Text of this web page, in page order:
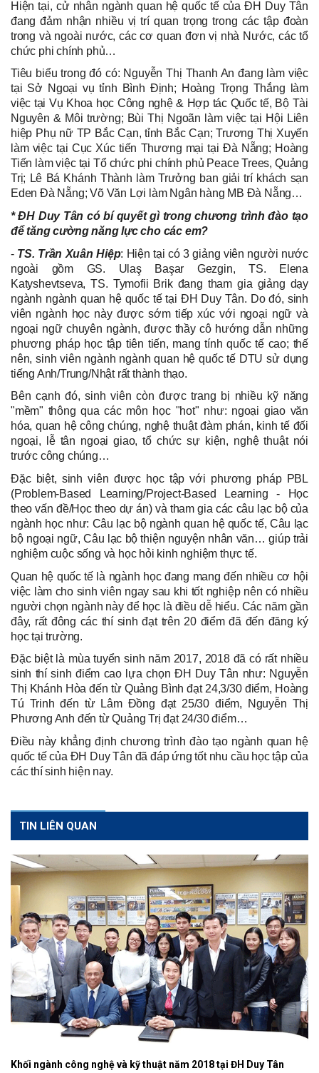
Hiện tại, cử nhân ngành quan hệ quốc tế của ĐH Duy Tân
đang đảm nhận nhiều vị trí quan trọng trong các tập đoàn
trong và ngoài nước, các cơ quan đơn vị nhà Nước, các tổ
chức phi chính phủ…
Tiêu biểu trong đó có: Nguyễn Thị Thanh An đang làm việc
tại Sở Ngoại vụ tỉnh Bình Định; Hoàng Trọng Thắng làm
việc tại Vụ Khoa học Công nghệ & Hợp tác Quốc tế, Bộ Tài
Nguyên & Môi trường; Bùi Thị Ngoãn làm việc tại Hội Liên
hiệp Phụ nữ TP Bắc Cạn, tỉnh Bắc Cạn; Trương Thị Xuyến
làm việc tại Cục Xúc tiến Thương mại tại Đà Nẵng; Hoàng
Tiến làm việc tại Tổ chức phi chính phủ Peace Trees, Quảng
Trị; Lê Bá Khánh Thành làm Trưởng ban giải trí khách sạn
Eden Đà Nẵng; Võ Văn Lợi làm Ngân hàng MB Đà Nẵng…
* ĐH Duy Tân có bí quyết gì trong chương trình đào tạo
để tăng cường năng lực cho các em?
- TS. Trần Xuân Hiệp: Hiện tại có 3 giảng viên người nước
ngoài gồm GS. Ulaş Başar Gezgin, TS. Elena
Katyshevtseva, TS. Tymofii Brik đang tham gia giảng dạy
ngành ngành quan hệ quốc tế tại ĐH Duy Tân. Do đó, sinh
viên ngành học này được sớm tiếp xúc với ngoại ngữ và
ngoại ngữ chuyên ngành, được thầy cô hướng dẫn những
phương pháp học tập tiên tiến, mang tính quốc tế cao; thế
nên, sinh viên ngành ngành quan hệ quốc tế DTU sử dụng
tiếng Anh/Trung/Nhật rất thành thạo.
Bên cạnh đó, sinh viên còn được trang bị nhiều kỹ năng
"mềm" thông qua các môn học "hot" như: ngoại giao văn
hóa, quan hệ công chúng, nghệ thuật đàm phán, kinh tế đối
ngoại, lễ tân ngoại giao, tổ chức sự kiện, nghệ thuật nói
trước công chúng…
Đặc biệt, sinh viên được học tập với phương pháp PBL
(Problem-Based Learning/Project-Based Learning - Học
theo vấn đề/Học theo dự án) và tham gia các câu lạc bộ của
ngành học như: Câu lạc bộ ngành quan hệ quốc tế, Câu lạc
bộ ngoại ngữ, Câu lạc bộ thiện nguyện nhân văn… giúp trải
nghiệm cuộc sống và học hỏi kinh nghiệm thực tế.
Quan hệ quốc tế là ngành học đang mang đến nhiều cơ hội
việc làm cho sinh viên ngay sau khi tốt nghiệp nên có nhiều
người chọn ngành này để học là điều dễ hiểu. Các năm gần
đây, rất đông các thí sinh đạt trên 20 điểm đã đến đăng ký
học tại trường.
Đặc biệt là mùa tuyển sinh năm 2017, 2018 đã có rất nhiều
sinh thí sinh điểm cao lựa chọn ĐH Duy Tân như: Nguyễn
Thị Khánh Hòa đến từ Quảng Bình đạt 24,3/30 điểm, Hoàng
Tú Trinh đến từ Lâm Đồng đạt 25/30 điểm, Nguyễn Thị
Phương Anh đến từ Quảng Trị đạt 24/30 điểm…
Điều này khẳng định chương trình đào tạo ngành quan hệ
quốc tế của ĐH Duy Tân đã đáp ứng tốt nhu cầu học tập của
các thí sinh hiện nay.
TIN LIÊN QUAN
Khối ngành công nghệ và kỹ thuật năm 2018 tại ĐH Duy Tân